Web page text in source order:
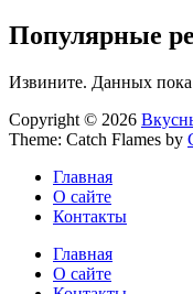
Популярные
Извините. Данных пока
Copyright © 2026
Theme: Catch Flames by
Главная
О сайте
Контакты
Главная
О сайте